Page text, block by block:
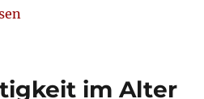
des
im Alter